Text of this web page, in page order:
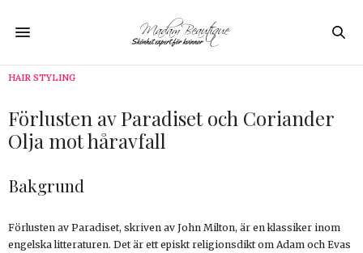
HAIR STYLING
Förlusten av Paradiset och Coriander
Olja mot håravfall
Bakgrund
Förlusten av Paradiset, skriven av John Milton, är en klassiker inom
engelska litteraturen. Det är ett episkt religionsdikt om Adam och Evas